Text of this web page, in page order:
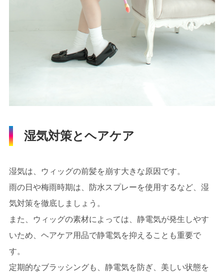
湿気対策とヘアケア
湿気は、ウィッグの前髪を崩す大きな原因です。
雨の日や梅雨時期は、防水スプレーを使用するなど、湿
気対策を徹底しましょう。
また、ウィッグの素材によっては、静電気が発生しやす
いため、ヘアケア用品で静電気を抑えることも重要で
す。
定期的なブラッシングも、静電気を防ぎ、美しい状態を